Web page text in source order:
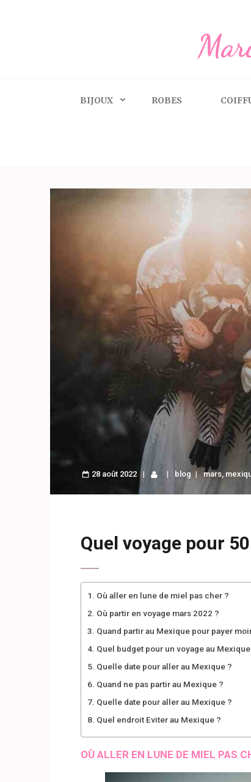
BIJOUX ROBES
28 août 2022 blog mars,
Quel voyage pour
Où aller en lune de miel pas cher ?
Où partir en voyage mars 2022 ?
Quand partir au Mexique pour payer
Quel budget pour un voyage au Mexique
Quelle date pour aller au Mexique ?
Quand ne pas partir au Mexique ?
Quelle date pour aller au Mexique ?
Quel endroit Eviter au Mexique ?
OÙ ALLER EN LUNE DE MIEL PAS